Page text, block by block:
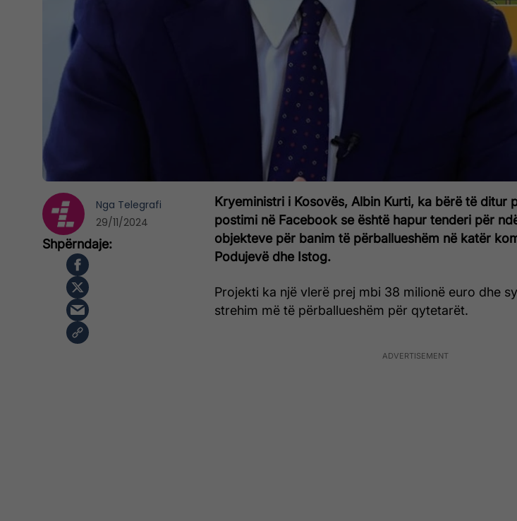
Kryeministri i Kosovës, Albin Kurti, ka bërë të ditur
postimi në Facebook se është hapur tenderi për
objekteve për banim të përballueshëm në katër
Podujevë dhe Istog.
Projekti ka një vlerë prej mbi 38 milionë euro dhe
strehim më të përballueshëm për qytetarët.
Nga Telegrafi
29/11/2024